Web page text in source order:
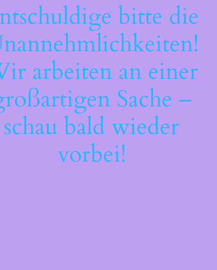
bitte die
arbeiten an einer
Sache –
schau bald wieder
vorbei!